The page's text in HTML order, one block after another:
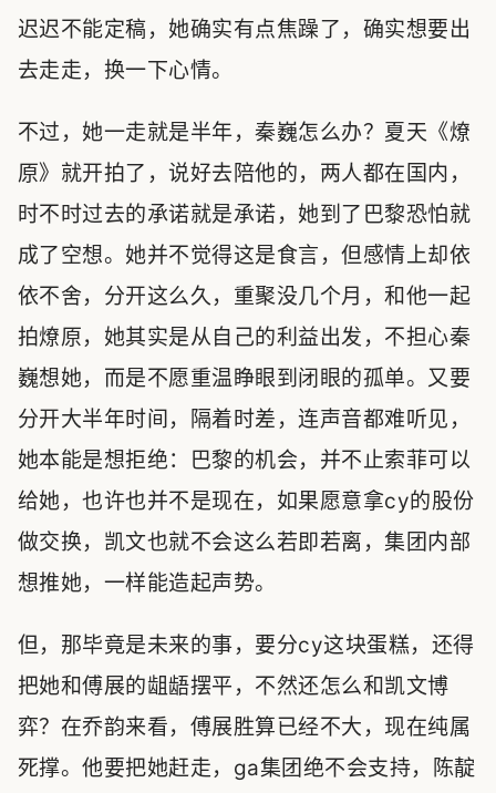
迟迟不能定稿，她确实有点焦躁了，确实想要出
去走走，换一下心情。
不过，她一走就是半年，秦巍怎么办？夏天《燎
原》就开拍了，说好去陪他的，两人都在国内，
时不时过去的承诺就是承诺，她到了巴黎恐怕就
成了空想。她并不觉得这是食言，但感情上却依
依不舍，分开这么久，重聚没几个月，和他一起
拍燎原，她其实是从自己的利益出发，不担心秦
巍想她，而是不愿重温睁眼到闭眼的孤单。又要
分开大半年时间，隔着时差，连声音都难听见，
她本能是想拒绝：巴黎的机会，并不止索菲可以
给她，也许也并不是现在，如果愿意拿cy的股份
做交换，凯文也就不会这么若即若离，集团内部
想推她，一样能造起声势。
但，那毕竟是未来的事，要分cy这块蛋糕，还得
把她和傅展的龃龉摆平，不然还怎么和凯文博
弈？在乔韵来看，傅展胜算已经不大，现在纯属
死撑。他要把她赶走，ga集团绝不会支持，陈靛